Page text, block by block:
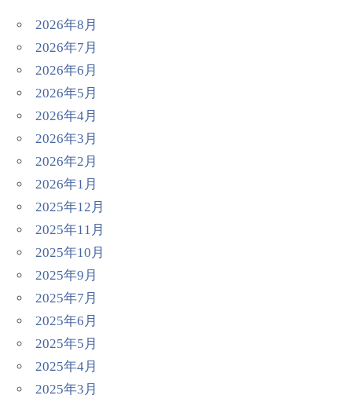
2026年8月
2026年7月
2026年6月
2026年5月
2026年4月
2026年3月
2026年2月
2026年1月
2025年12月
2025年11月
2025年10月
2025年9月
2025年7月
2025年6月
2025年5月
2025年4月
2025年3月